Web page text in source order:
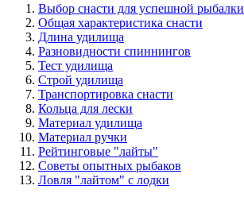
Выбор снасти для успешной рыбалки
Общая характеристика снасти
Длина удилища
Разновидности спиннингов
Тест удилища
Строй удилища
Транспортировка снасти
Кольца для лески
Материал удилища
Материал ручки
Рейтинговые "лайты"
Советы опытных рыбаков
Ловля "лайтом" с лодки